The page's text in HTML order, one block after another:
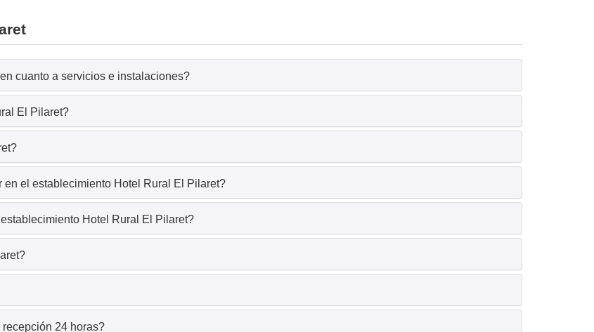
cuanto a servicios e instalaciones?
El Pilaret?
el establecimiento Hotel Rural El Pilaret?
Hotel Rural El Pilaret?
24 horas?